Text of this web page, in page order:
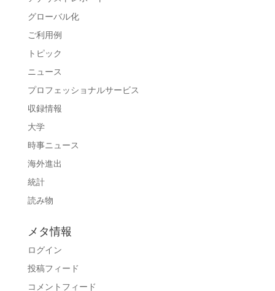
グローバル化
ご利用例
トピック
ニュース
プロフェッショナルサービス
収録情報
大学
時事ニュース
海外進出
統計
読み物
メタ情報
ログイン
投稿フィード
コメントフィード